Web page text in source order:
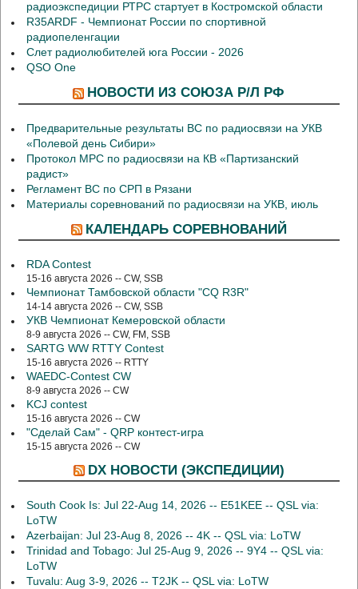
радиоэкспедиции РТРС стартует в Костромской области
R35ARDF - Чемпионат России по спортивной
радиопеленгации
Слет радиолюбителей юга России - 2026
QSO One
НОВОСТИ ИЗ СОЮЗА Р/Л РФ
Предварительные результаты ВС по радиосвязи на УКВ
«Полевой день Сибири»
Протокол МРС по радиосвязи на КВ «Партизанский
радист»
Регламент ВС по СРП в Рязани
Материалы соревнований по радиосвязи на УКВ, июль
КАЛЕНДАРЬ СОРЕВНОВАНИЙ
RDA Contest
15-16 августа 2026 -- CW, SSB
Чемпионат Тамбовской области "CQ R3R"
14-14 августа 2026 -- CW, SSB
УКВ Чемпионат Кемеровской области
8-9 августа 2026 -- CW, FM, SSB
SARTG WW RTTY Contest
15-16 августа 2026 -- RTTY
WAEDC-Contest CW
8-9 августа 2026 -- CW
KCJ contest
15-16 августа 2026 -- CW
"Сделай Сам" - QRP контест-игра
15-15 августа 2026 -- CW
DX НОВОСТИ (ЭКСПЕДИЦИИ)
South Cook Is: Jul 22-Aug 14, 2026 -- E51KEE -- QSL via:
LoTW
Azerbaijan: Jul 23-Aug 8, 2026 -- 4K -- QSL via: LoTW
Trinidad and Tobago: Jul 25-Aug 9, 2026 -- 9Y4 -- QSL via:
LoTW
Tuvalu: Aug 3-9, 2026 -- T2JK -- QSL via: LoTW